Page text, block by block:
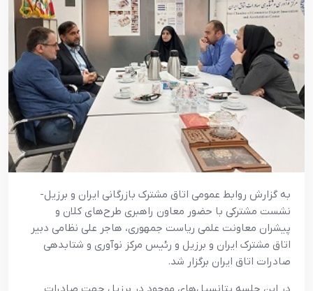
به گزارش روابط عمومی اتاق مشترک بازرگانی ایران و برزیل-
نشست مشترکی با حضور معاون راهبری طرح‌های کلان و
پیشران معاونت علمی ریاست جمهوری، هاجر علی نظامی دبیر
اتاق مشترک ایران و برزیل و رئیس مرکز نوآوری و شتابدهی
صادرات اتاق ایران برگزار شد.